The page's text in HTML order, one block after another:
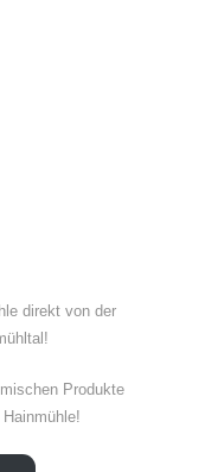
direkt von der
Produkte